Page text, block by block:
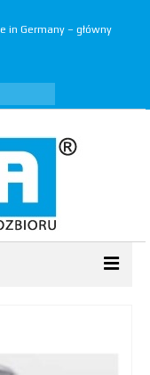
in Germany – główny